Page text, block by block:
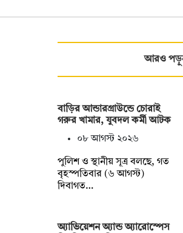
আরও
বাড়ির আন্ডারগ্রাউন্ডে চোরাই
গরুর খামার, যুবদল কর্মী আটক
০৮ আগস্ট ২০২৬
পুলিশ ও স্থানীয় সূত্র বলছে, গত
বৃহস্পতিবার (৬ আগস্ট)
দিবাগত…
অ্যাভিয়েশন অ্যান্ড অ্যারোস্পেস